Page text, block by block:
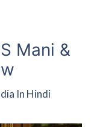
Mani &
In Hindi